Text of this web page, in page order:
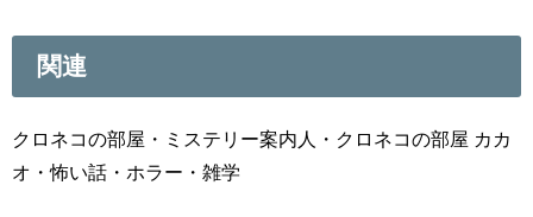
関連
クロネコの部屋・ミステリー案内人・クロネコの部屋 カカ
オ・怖い話・ホラー・雑学